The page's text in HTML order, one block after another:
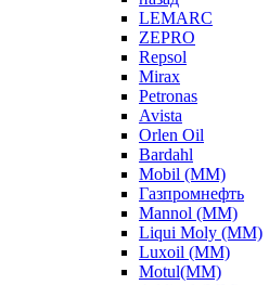
LEMARC
ZEPRO
Repsol
Mirax
Petronas
Avista
Orlen Oil
Bardahl
Mobil (ММ)
Газпромнефть
Mannol (ММ)
Liqui Moly (ММ)
Luxoil (ММ)
Motul(ММ)